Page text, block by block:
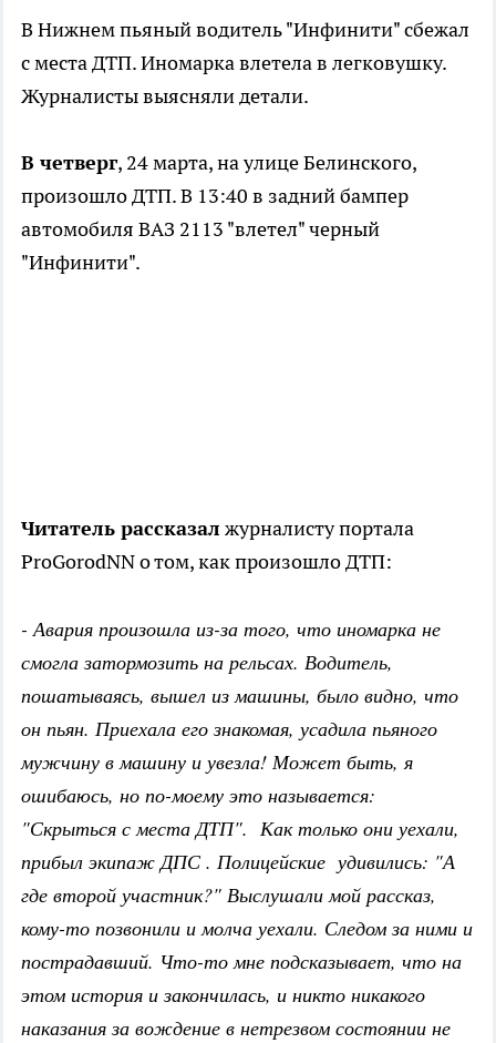
В Нижнем пьяный водитель "Инфинити" сбежал
с места ДТП. Иномарка влетела в легковушку.
Журналисты выясняли детали.
В четверг, 24 марта, на улице Белинского,
произошло ДТП. В 13:40 в задний бампер
автомобиля ВАЗ 2113 "влетел" черный
"Инфинити".
Читатель рассказал журналисту портала
ProGorodNN о том, как произошло ДТП:
- Авария произошла из-за того, что иномарка не
смогла затормозить на рельсах. Водитель,
пошатываясь, вышел из машины, было видно, что
он пьян. Приехала его знакомая, усадила пьяного
мужчину в машину и увезла! Может быть, я
ошибаюсь, но по-моему это называется:
"Скрыться с места ДТП". Как только они уехали,
прибыл экипаж ДПС . Полицейские удивились: "А
где второй участник?" Выслушали мой рассказ,
кому-то позвонили и молча уехали. Следом за ними и
пострадавший. Что-то мне подсказывает, что на
этом история и закончилась, и никто никакого
наказания за вождение в нетрезвом состоянии не